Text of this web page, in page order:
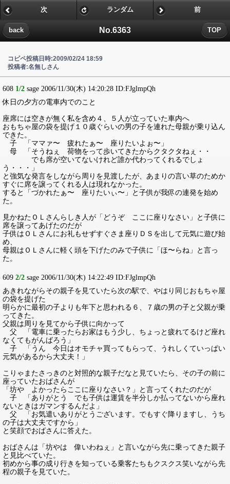
No.6363
back TOP
次 ランダム 前
コピペ投稿日時:2009/02/24 18:59
投稿者:名無しさん
608 1/2 sage 2006/11/30(木) 14:20:28 ID:FJglmpQh
休日の夕方の電車内でのこと
座席には空きが無く私を含め４、５人が立っていた車内へ
おもちゃ屋の袋を提げ１０歳ぐらいの男の子を連れた母親が乗り込ん
できた。
子 「ママァ〜 疲れたぁ〜 座りたいよぉ〜」
母 「そうねぇ 荷物をって歩いてきたからクタクタねぇ・・
でも席が空いてないけれど誰か代わってくれるでしょ
う・・・」
と強気な発言をしながら周りを見渡したが、あまりの言い草のためか
すぐに席を譲ってくれる人は現れなかった。
すると「づかれたぁ〜 座りたいぃ〜」と子供が我侭の連発を始め
た。
見かねたＯＬさんらしき人が「どうぞ ここに座りなさい」と子供に
席を譲ってあげたのだが
子供はＯＬさんにお礼もせずすぐさま座りＤＳを出して元気に遊び始
め、
母親はＯＬさんに軽く頭を下げたのみで子供に「ほ〜らね」と言っ
た。
609 2/2 sage 2006/11/30(木) 14:22:49 ID:FJglmpQh
あきれながらその親子を見ていたら次の駅で、やはり同じおもちゃ屋
の袋を提げた
明らかに最初の子よりも年下と思われる６、７歳の男の子と父親が乗
ってきた。
父親は周りを見てから子供に向かって
父 「電車に乗ったらお家はもう少し、ちょっと疲れてるけど座れ
なくてもがんばろう」
子 「うん 今日はオモチャ買ってもらって、うれしくていっぱい
元気があるから大丈夫！」
こりゃまたさっきのと対照的な親子だなと見ていたら、その子の前に
座っていたおばさんが
「坊や よかったらここに座りなさい？」と言ってくれたのだが
子 「ありがとう でも子供は運賃を半分しか払ってないから座れ
ないときはガマンするんだよ」
父 「お気遣いありがとうございます。でもすぐ降りますし、うち
の子は大丈夫ですから」
と笑顔でおばさんに答えた。
おばさんは「坊やは 偉いわねぇ」と言いながら先に乗ってきた親子
と見比べていた。
初めから事の成り行きを知っている乗客たちもクスクス笑いながら先
程の親子を見ていた。